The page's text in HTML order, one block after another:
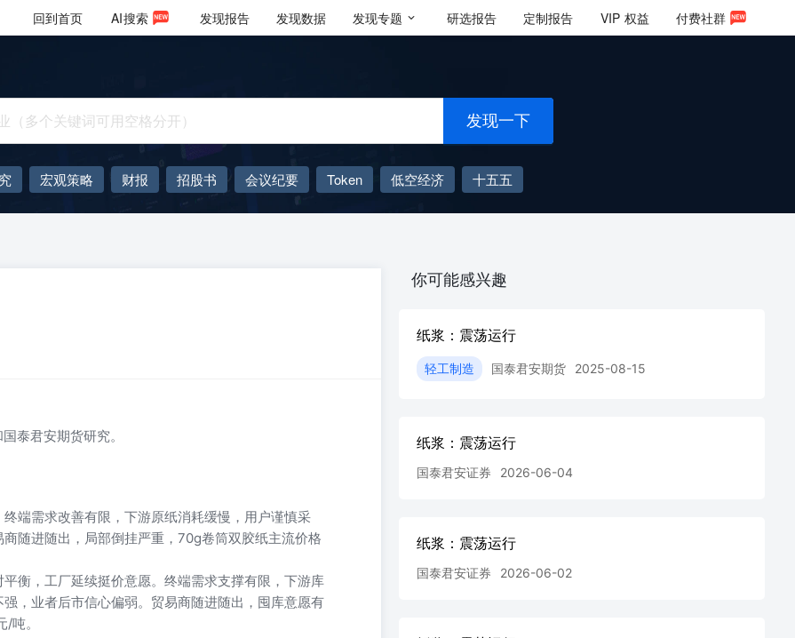
回到首页 AI搜索 发现报告 发现数据 发现专题 研选报告 定制报告 VIP 权益 付费社群
发现一下
宏观策略 财报 招股书 会议纪要 Token 低空经济
十五五
AIGC
大模型
泰君安期货研究。
端需求改善有限，下游原纸消耗缓慢，用户谨慎采
随进随出，局部倒挂严重，70g卷筒双胶纸主流价格
衡，工厂延续挺价意愿。终端需求支撑有限，下游库
，业者后市信心偏弱。贸易商随进随出，囤库意愿有
吨。
你可能感兴趣
纸浆：震荡运行
轻工制造 国泰君安期货 2025-08-15
纸浆：震荡运行
国泰君安证券 2026-06-04
纸浆：震荡运行
国泰君安证券 2026-06-02